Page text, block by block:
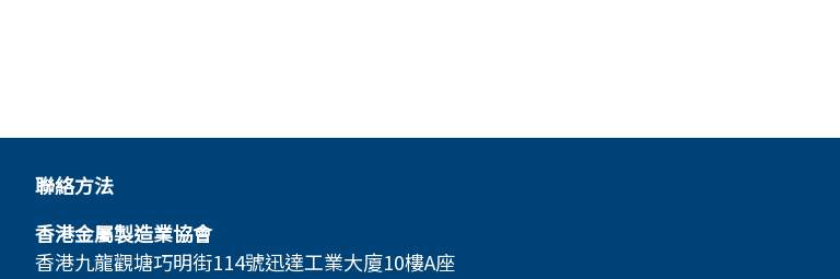
聯絡方法
香港金屬製造業協會
香港九龍觀塘巧明街114號迅達工業大廈10樓A座